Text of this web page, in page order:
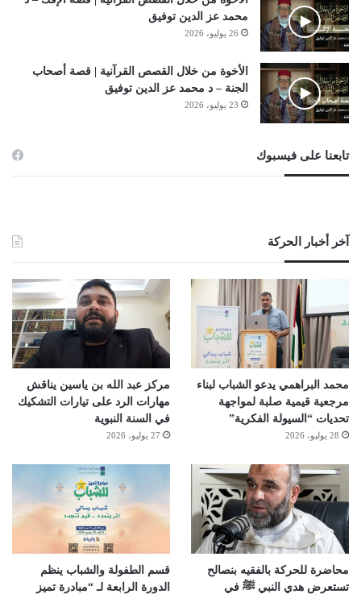
محمد عز الدين توفيق
26 يوليو، 2026
الأخوة من خلال القصص القرآنية | قصة أصحاب
الجنة – د محمد عز الدين توفيق
23 يوليو، 2026
تابعنا على فيسبوك
آخر أخبار الحركة
محمد البراهمي يدعو الشباب لبناء
مرجعية قيمية صلبة لمواجهة
تحديات “السيولة الفكرية”
28 يوليو، 2026
مركز عبد الله بن ياسين يناقش
مهارات الرد على تيارات التشكيك
في السنة النبوية
27 يوليو، 2026
محاضرة للحركة بالفقيه بنصالح
تستعرض هدي النبي ﷺ في
قسم الطفولة والشباب ينظم
الدورة الرابعة لـ “مبادرة تميز